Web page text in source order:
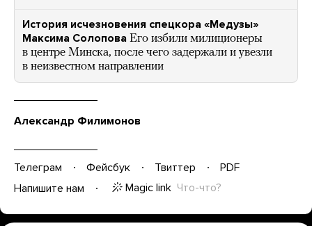
История исчезновения спецкора «Медузы»
Максима Солопова Его избили милиционеры
в центре Минска, после чего задержали и увезли
в неизвестном направлении
Александр Филимонов
Телеграм Фейсбук Твиттер
PDF
Напишите нам
Magic link Что-что?